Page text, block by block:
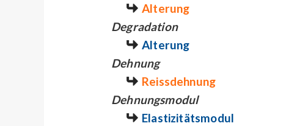
Alterung
Degradation
Alterung
Dehnung
Reissdehnung
Dehnungsmodul
Elastizitätsmodul